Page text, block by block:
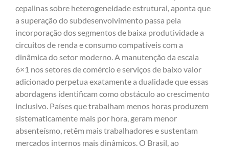
cepalinas sobre heterogeneidade estrutural, aponta que
a superação do subdesenvolvimento passa pela
incorporação dos segmentos de baixa produtividade a
circuitos de renda e consumo compatíveis com a
dinâmica do setor moderno. A manutenção da escala
6×1 nos setores de comércio e serviços de baixo valor
adicionado perpetua exatamente a dualidade que essas
abordagens identificam como obstáculo ao crescimento
inclusivo. Países que trabalham menos horas produzem
sistematicamente mais por hora, geram menor
absenteísmo, retêm mais trabalhadores e sustentam
mercados internos mais dinâmicos. O Brasil, ao